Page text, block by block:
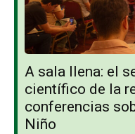
A sala llena: el
científico de la
conferencias
Niño